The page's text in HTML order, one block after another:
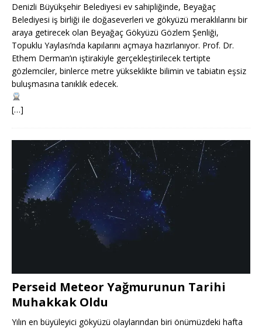
Denizli Büyükşehir Belediyesi ev sahipliğinde, Beyağaç
Belediyesi iş birliği ile doğaseverleri ve gökyüzü meraklılarını bir
araya getirecek olan Beyağaç Gökyüzü Gözlem Şenliği,
Topuklu Yaylası’nda kapılarını açmaya hazırlanıyor. Prof. Dr.
Ethem Derman’ın iştirakiyle gerçekleştirilecek tertipte
gözlemciler, binlerce metre yükseklikte bilimin ve tabiatın eşsiz
buluşmasına tanıklık edecek.
[…]
Perseid Meteor Yağmurunun Tarihi
Muhakkak Oldu
Yılın en büyüleyici gökyüzü olaylarından biri önümüzdeki hafta